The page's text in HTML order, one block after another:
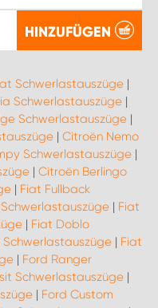
HINZUFÜGEN
Schwerlastauszüge |
Schwerlastauszüge |
Schwerlastauszüge |
| Citroën Nemo
Schwerlastauszüge |
| Citroën Berlingo
| Fiat Fullback
| Fiat
| Fiat Doblo
| Fiat
| Ford Ranger
Schwerlastauszüge |
| Ford Custom